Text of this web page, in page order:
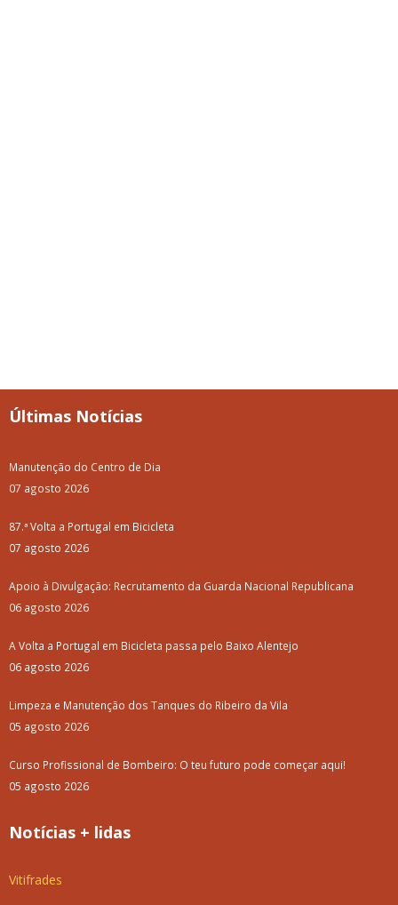
Últimas Notícias
Manutenção do Centro de Dia
07 agosto 2026
87.ª Volta a Portugal em Bicicleta
07 agosto 2026
Apoio à Divulgação: Recrutamento da Guarda Nacional Republicana
06 agosto 2026
A Volta a Portugal em Bicicleta passa pelo Baixo Alentejo
06 agosto 2026
Limpeza e Manutenção dos Tanques do Ribeiro da Vila
05 agosto 2026
Curso Profissional de Bombeiro: O teu futuro pode começar aqui!
05 agosto 2026
Notícias + lidas
Vitifrades